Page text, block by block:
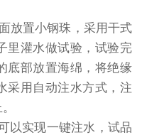
放置小钢珠，采用干式
里灌水做试验，试验完
底部放置海绵，将绝缘
采用自动注水方式，注
以实现一键注水，试品